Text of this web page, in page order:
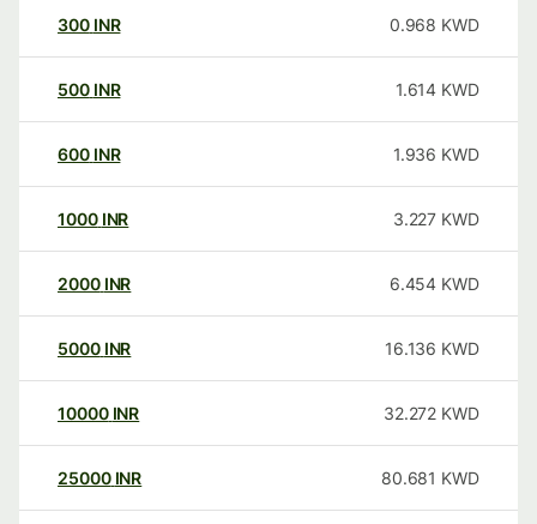
300 INR 0.968 KWD
500 INR 1.614 KWD
600 INR 1.936 KWD
1000 INR 3.227 KWD
2000 INR 6.454 KWD
5000 INR 16.136 KWD
10000 INR 32.272 KWD
25000 INR 80.681 KWD